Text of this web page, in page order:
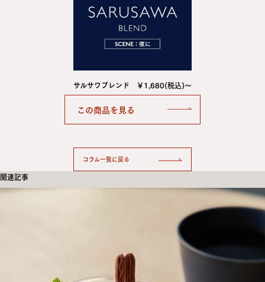
サルサワブレンド ￥1,680(税込)～
コラム一覧に戻る
関連記事